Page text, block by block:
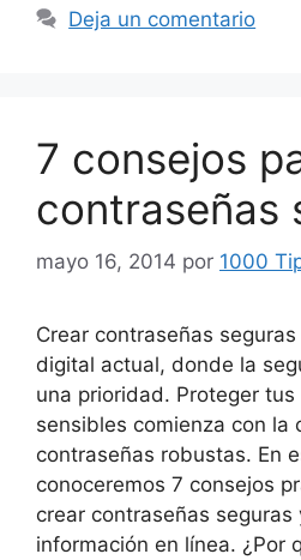
Deja un comentario
7 consejos
contraseñas
mayo 16, 2014 por 1000
Crear contraseñas
digital actual, donde la
una prioridad. Proteger
sensibles comienza con la
contraseñas robustas. En
conoceremos 7 consejos
crear contraseñas seguras
información en línea. ¿Por